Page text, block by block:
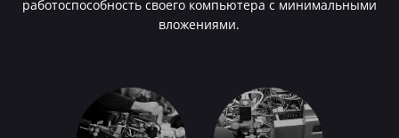
работоспособность своего компьютера с минимальными
вложениями.